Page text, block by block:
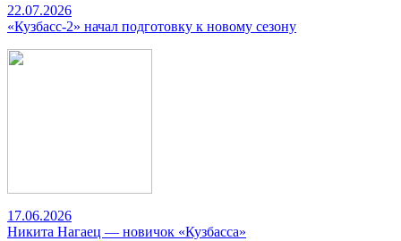
22.07.2026
«Кузбасс-2» начал подготовку к новому сезону
17.06.2026
Никита Нагаец — новичок «Кузбасса»